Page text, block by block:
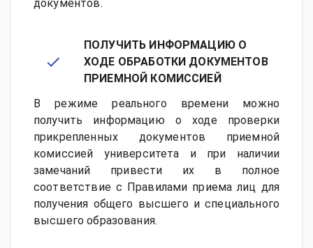
документов.
ПОЛУЧИТЬ ИНФОРМАЦИЮ О
ХОДЕ ОБРАБОТКИ ДОКУМЕНТОВ
ПРИЕМНОЙ КОМИССИЕЙ
В режиме реального времени можно
получить информацию о ходе проверки
прикрепленных документов приемной
комиссией университета и при наличии
замечаний привести их в полное
соответствие с Правилами приема лиц для
получения общего высшего и специального
высшего образования.